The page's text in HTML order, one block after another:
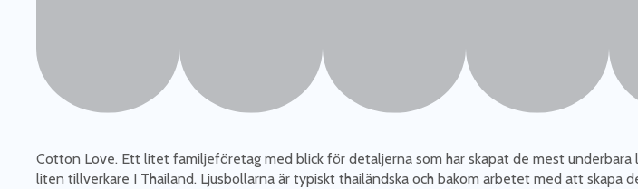
Cotton Love. Ett litet familjeföretag med blick för detaljerna som har skapat de mest
liten tillverkare I Thailand. Ljusbollarna är typiskt thailändska och bakom arbetet med att skapa